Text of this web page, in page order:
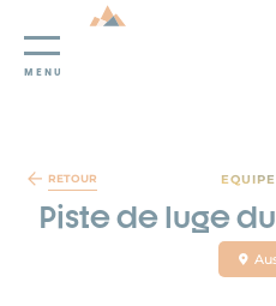
Panneau de gestion des cookies
MENU
RETOUR
Piste de luge